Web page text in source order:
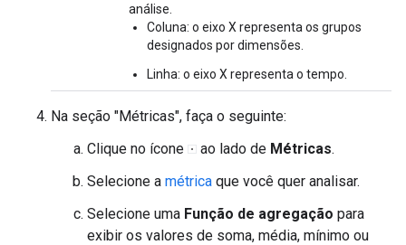
análise.
Coluna: o eixo X representa os grupos
designados por dimensões.
Linha: o eixo X representa o tempo.
Na seção "Métricas", faça o seguinte:
Clique no ícone
ao lado de Métricas.
Selecione a métrica que você quer analisar.
Selecione uma Função de agregação para
exibir os valores de soma, média, mínimo ou